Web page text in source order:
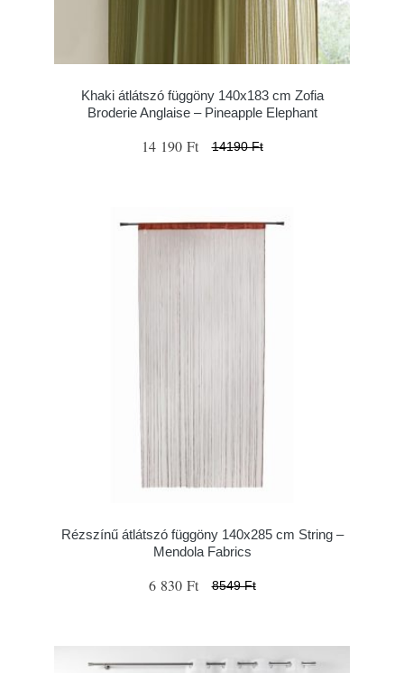
Khaki átlátszó függöny 140x183 cm Zofia
Broderie Anglaise – Pineapple Elephant
14 190 Ft 14190 Ft
Rézszínű átlátszó függöny 140x285 cm String –
Mendola Fabrics
6 830 Ft 8549 Ft